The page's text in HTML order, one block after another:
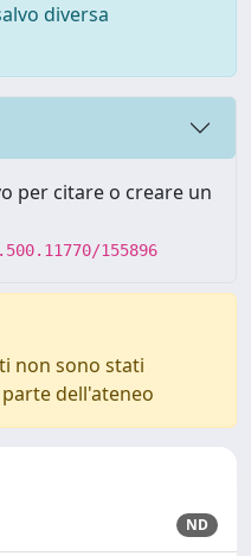
diversa
per citare o creare un
155896
non sono stati
dell'ateneo
ND